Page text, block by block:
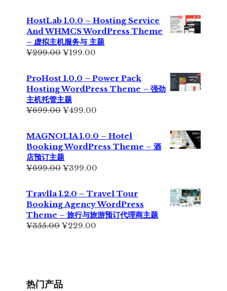
为：
¥355.00。
价
格
为：
¥229.00。
HostLab 1.0.0 – Hosting Service
And WHMCS WordPress Theme
– 虚拟主机服务与 主题
¥299.00原
为：
¥299.00。
¥199.00
价
格
为：
ProHost 1.0.0 – Power Pack
Hosting WordPress Theme – 强劲
主机托管主题
¥699.00原
为：
¥699.00。
¥499.00
价
格
为：
MAGNOLIA 1.0.0 – Hotel
Booking WordPress Theme – 酒
店预订主题
¥699.00原
为：
¥699.00。
¥399.00
格
为：
¥399.00。
Travlla 1.2.0 – Travel Tour
Booking Agency WordPress
Theme – 旅行与旅游预订代理商主题
¥355.00原
¥229.00
热门产品